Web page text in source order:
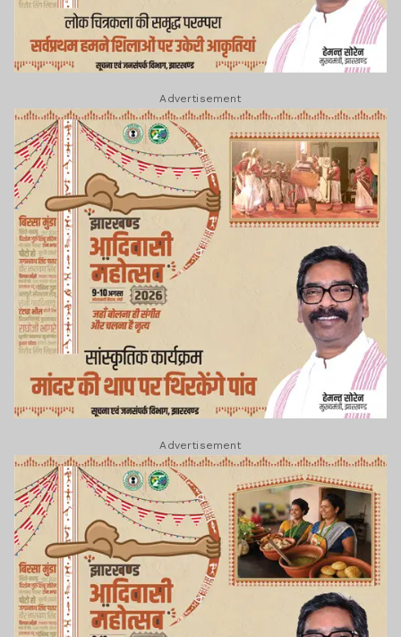
Advertisement
Advertisement